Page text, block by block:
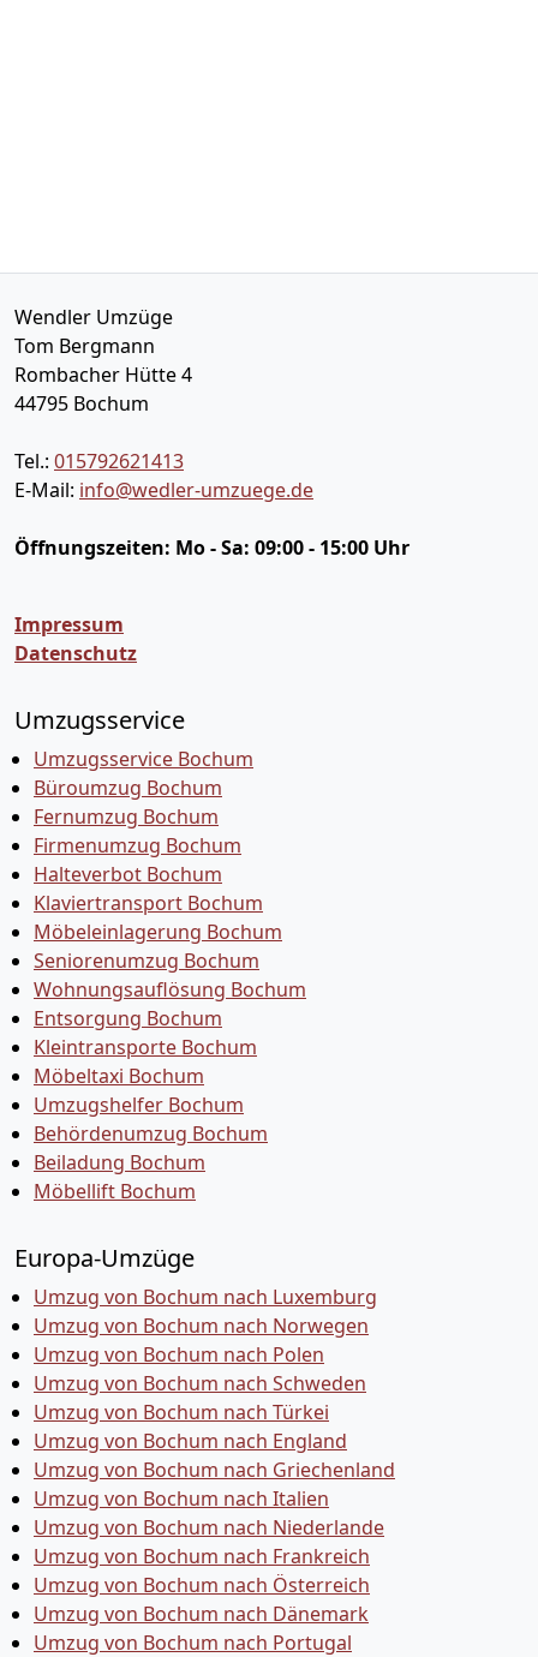
Wendler Umzüge
Tom Bergmann
Rombacher Hütte 4
44795 Bochum
Tel.: 015792621413
E-Mail: info@wedler-umzuege.de
Öffnungszeiten: Mo - Sa: 09:00 - 15:00 Uhr
Impressum
Datenschutz
Umzugsservice
Umzugsservice Bochum
Büroumzug Bochum
Fernumzug Bochum
Firmenumzug Bochum
Halteverbot Bochum
Klaviertransport Bochum
Möbeleinlagerung Bochum
Seniorenumzug Bochum
Wohnungsauflösung Bochum
Entsorgung Bochum
Kleintransporte Bochum
Möbeltaxi Bochum
Umzugshelfer Bochum
Behördenumzug Bochum
Beiladung Bochum
Möbellift Bochum
Europa-Umzüge
Umzug von Bochum nach Luxemburg
Umzug von Bochum nach Norwegen
Umzug von Bochum nach Polen
Umzug von Bochum nach Schweden
Umzug von Bochum nach Türkei
Umzug von Bochum nach England
Umzug von Bochum nach Griechenland
Umzug von Bochum nach Italien
Umzug von Bochum nach Niederlande
Umzug von Bochum nach Frankreich
Umzug von Bochum nach Österreich
Umzug von Bochum nach Dänemark
Umzug von Bochum nach Portugal